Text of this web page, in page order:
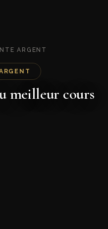
ARGENT
meilleur cours